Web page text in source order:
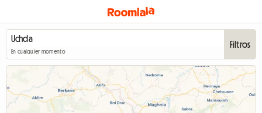
En cualquier momento
Filtros